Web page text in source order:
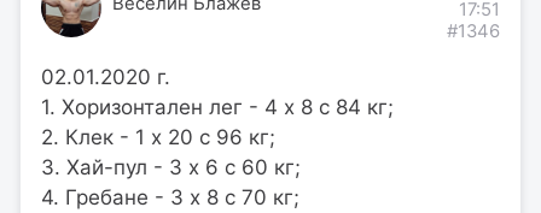
17:51
#1346
02.01.2020 г.
1. Хоризонтален лег - 4 х 8 с 84 кг;
2. Клек - 1 х 20 с 96 кг;
3. Хай-пул - 3 х 6 с 60 кг;
4. Гребане - 3 х 8 с 70 кг;